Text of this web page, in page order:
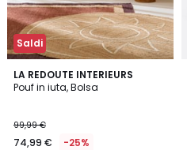
Saldi
LA REDOUTE INTERIEURS
Pouf in iuta, Bolsa
99,99 €
74,99 € -25%
1
/